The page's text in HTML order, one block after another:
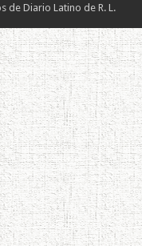
de Diario Latino de R. L.